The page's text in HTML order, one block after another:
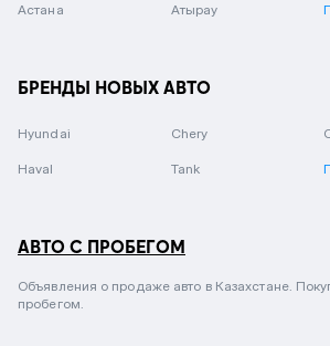
Астана Атырау
БРЕНДЫ НОВЫХ АВТО
Hyundai Chery
Haval Tank
АВТО С ПРОБЕГОМ
Объявления о продаже авто в Казахстане.
пробегом.